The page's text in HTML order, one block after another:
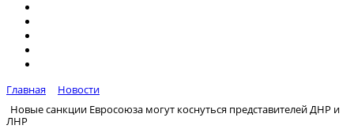
Главная
Новости
Новые санкции Евросоюза могут коснуться представителей ДНР и
ЛНР